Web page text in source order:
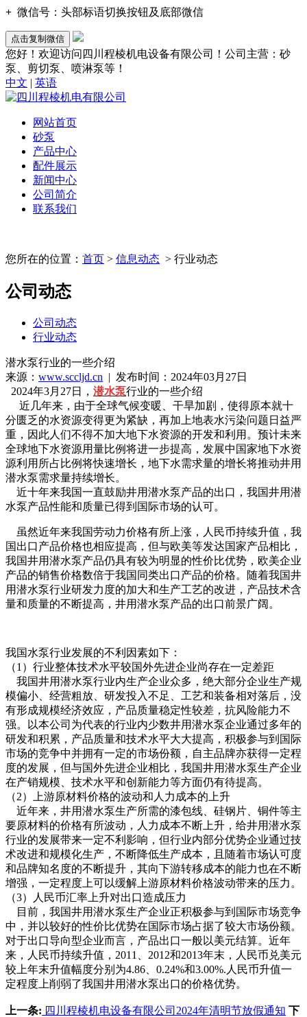
+ 微信号： 头部标语切换按钮及底部微信
点击复制微信
您好！欢迎访问四川程棱机电设备有限公司！公司主营：砂
泵、剪切泵、喷淋泵等！
中文 | 英语
网站首页
砂泵
产品中心
配件展示
新闻中心
公司简介
联系我们
您所在的位置： 首页 > 信息动态 > 行业动态
公司动态
公司动态
行业动态
潜水泵行业的一些介绍
来源： www.sccljd.cn | 发布时间：2024年03月27日
2024年3月27日， 潜水泵行业的一些介绍
近几年来，由于全球气候变暖、干旱加剧，使得原本就十
分匮乏的水资源变得更为紧缺，再加上地表水污染问题日益严
重，因此人们不得不加大地下水资源的开发和利用。预计未来
全球地下水资源用量比例将进一步提高，发展中国家地下水资
源利用所占比例将快速增长，地下水需求量的增长将推动井用
潜水泵需求量持续增长。
近十年来我国一直鼓励井用潜水泵产品的出口，我国井用潜
水泵产品性能和质量已得到国际市场的认可。
虽然近年来我国劳动力价格有所上涨，人民币持续升值，我
国出口产品价格也相应提高，但与欧美等发达国家产品相比，
我国井用潜水泵产品仍具有较为明显的性价比优势，欧美企业
产品的销售价格数倍于我国同类出口产品的价格。随着我国井
用潜水泵行业研发力度的加大和生产工艺的改进，产品技术含
量和质量的不断提高，井用潜水泵产品的出口前景广阔。
我国水泵行业发展的不利因素如下：
（1）行业整体技术水平较国外先进企业尚存在一定差距
我国井用潜水泵行业内生产企业众多，绝大部分企业生产规
模偏小、经营粗放、研发投入不足、工艺和装备相对落后，没
有形成规模经济效应，产品质量稳定性较差，抗风险能力不
强。以本公司为代表的行业内少数井用潜水泵企业通过多年的
研发和积累，产品质量和技术水平大大提高，积极参与到国际
市场的竞争中并拥有一定的市场份额，自主品牌亦获得一定程
度的发展，但与国外先进企业相比，我国井用潜水泵生产企业
在产销规模、技术水平和创新能力等方面仍有待提高。
（2）上游原材料价格的波动和人力成本的上升
近年来，井用潜水泵生产所需的漆包线、硅钢片、铜件等主
要原材料的价格有所波动，人力成本不断上升，给井用潜水泵
行业的发展带来一定不利影响，但行业内部分优势企业通过技
术改进和规模化生产，不断降低生产成本，且随着市场认可度
和品牌知名度的不断提升，其向下游转移成本的能力也在不断
增强，一定程度上可以缓解上游原材料价格波动带来的压力。
（3）人民币汇率上升对出口造成压力
目前，我国井用潜水泵生产企业正积极参与到国际市场竞争
中，并以较好的性价比优势在国际市场占据了较大市场份额。
对于出口导向型企业而言，产品出口一般以美元结算。近年
来，人民币持续升值，2011、2012和2013年末，人民币兑美元
较上年末升值幅度分别为4.86、0.24%和3.00%.人民币升值一
定程度上削弱了我国井用潜水泵出口的价格优势。
上一条: 四川程棱机电设备有限公司2024年清明节放假通知 下